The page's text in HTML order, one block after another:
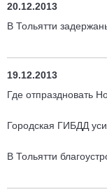
20.12.2013
В Тольятти
19.12.2013
Где отпраздновать
Городская ГИБДД
В Тольятти